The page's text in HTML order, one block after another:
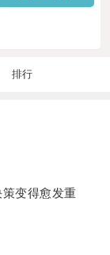
排行
变得愈发重